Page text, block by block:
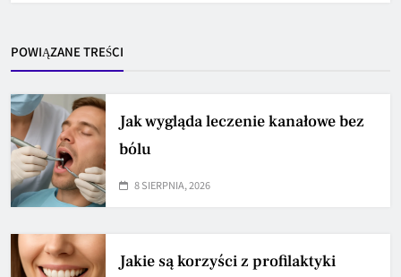
POWIĄZANE TREŚCI
Jak wygląda leczenie kanałowe bez
bólu
8 SIERPNIA, 2026
Jakie są korzyści z profilaktyki